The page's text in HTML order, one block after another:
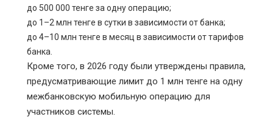
до 500 000 тенге за одну операцию;
до 1–2 млн тенге в сутки в зависимости от банка;
до 4–10 млн тенге в месяц в зависимости от тарифов
банка.
Кроме того, в 2026 году были утверждены правила,
предусматривающие лимит до 1 млн тенге на одну
межбанковскую мобильную операцию для
участников системы.